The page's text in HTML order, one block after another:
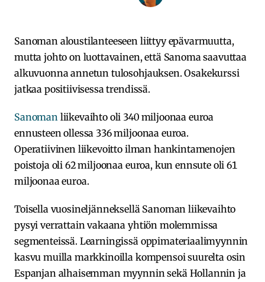
Sanoman aloustilanteeseen liittyy epävarmuutta,
mutta johto on luottavainen, että Sanoma saavuttaa
alkuvuonna annetun tulosohjauksen. Osakekurssi
jatkaa positiivisessa trendissä.
Sanoman liikevaihto oli 340 miljoonaa euroa
ennusteen ollessa 336 miljoonaa euroa.
Operatiivinen liikevoitto ilman hankintamenojen
poistoja oli 62 miljoonaa euroa, kun ennsute oli 61
miljoonaa euroa.
Toisella vuosineljänneksellä Sanoman liikevaihto
pysyi verrattain vakaana yhtiön molemmissa
segmenteissä. Learningissä oppimateriaalimyynnin
kasvu muilla markkinoilla kompensoi suurelta osin
Espanjan alhaisemman myynnin sekä Hollannin ja